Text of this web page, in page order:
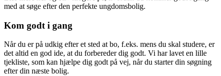
med at søge efter den perfekte ungdomsbolig.
Kom godt i gang
Når du er på udkig efter et sted at bo, f.eks. mens du skal studere, er
det altid en god ide, at du forbereder dig godt. Vi har lavet en lille
tjekliste, som kan hjælpe dig godt på vej, når du starter din søgning
efter din næste bolig.